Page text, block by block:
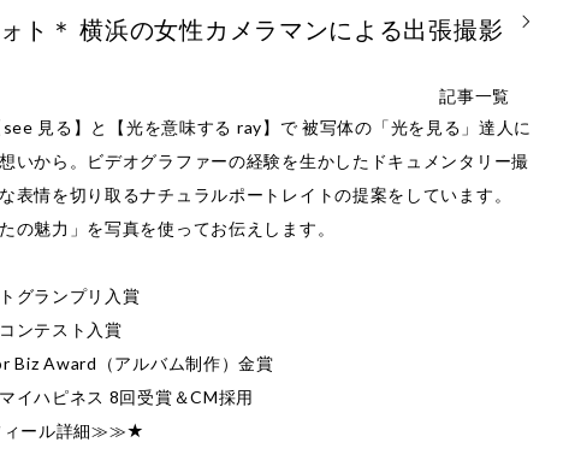
ト＊ 横浜の女性カメラマンによる出張撮影
記事一覧
見る】と【光を意味する ray】で 被写体の「光を見る」達人に
いから。ビデオグラファーの経験を生かしたドキュメンタリー撮
表情を切り取るナチュラルポートレイトの提案をしています。
の魅力」を写真を使ってお伝えします。
グランプリ入賞
ンテスト入賞
Biz Award（アルバム制作）金賞
イハピネス 8回受賞＆CM採用
ィール詳細≫≫★